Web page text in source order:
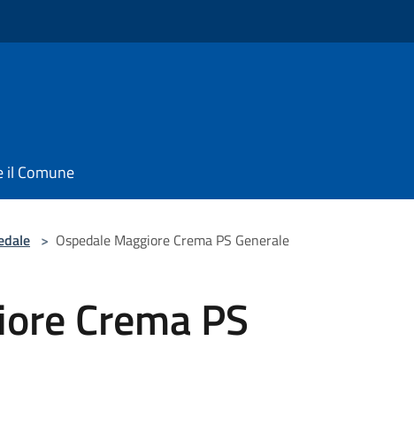
il Comune
> Ospedale Maggiore Crema PS Generale
Crema PS